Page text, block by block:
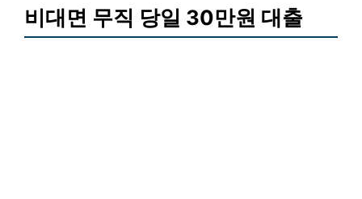
비대면 무직 당일 30만원 대출